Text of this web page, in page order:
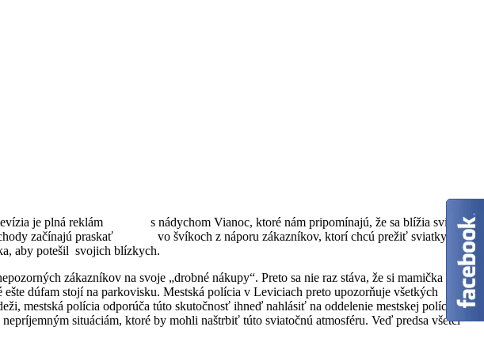
televízia je plná reklám s nádychom Vianoc, ktoré nám pripomínajú, že sa blížia sviatky
začínajú praskať vo švíkoch z náporu zákazníkov, ktorí chcú prežiť sviatky v
aby potešil svojich blízkych.
zákazníkov na svoje „drobné nákupy“. Preto sa nie raz stáva, že si mamička v tom
dúfam stojí na parkovisku. Mestská polícia v Leviciach preto upozorňuje všetkých
mestská polícia odporúča túto skutočnosť ihneď nahlásiť na oddelenie mestskej polície
situáciám, ktoré by mohli naštrbiť túto sviatočnú atmosféru. Veď predsa všetci